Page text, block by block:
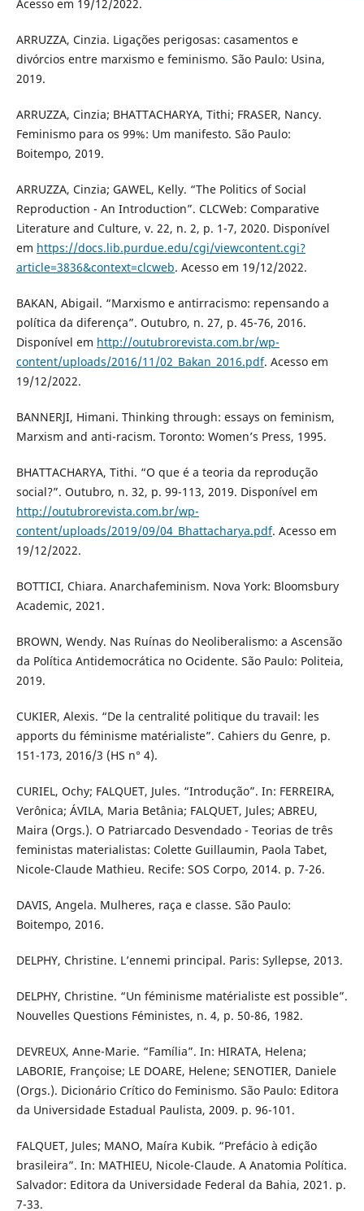
Acesso em 19/12/2022.
ARRUZZA, Cinzia. Ligações perigosas: casamentos e
divórcios entre marxismo e feminismo. São Paulo: Usina,
2019.
ARRUZZA, Cinzia; BHATTACHARYA, Tithi; FRASER, Nancy.
Feminismo para os 99%: Um manifesto. São Paulo:
Boitempo, 2019.
ARRUZZA, Cinzia; GAWEL, Kelly. “The Politics of Social
Reproduction - An Introduction”. CLCWeb: Comparative
Literature and Culture, v. 22, n. 2, p. 1-7, 2020. Disponível
em https://docs.lib.purdue.edu/cgi/viewcontent.cgi?
article=3836&context=clcweb. Acesso em 19/12/2022.
BAKAN, Abigail. “Marxismo e antirracismo: repensando a
política da diferença”. Outubro, n. 27, p. 45-76, 2016.
Disponível em http://outubrorevista.com.br/wp-
content/uploads/2016/11/02_Bakan_2016.pdf. Acesso em
19/12/2022.
BANNERJI, Himani. Thinking through: essays on feminism,
Marxism and anti-racism. Toronto: Women’s Press, 1995.
BHATTACHARYA, Tithi. “O que é a teoria da reprodução
social?”. Outubro, n. 32, p. 99-113, 2019. Disponível em
http://outubrorevista.com.br/wp-
content/uploads/2019/09/04_Bhattacharya.pdf. Acesso em
19/12/2022.
BOTTICI, Chiara. Anarchafeminism. Nova York: Bloomsbury
Academic, 2021.
BROWN, Wendy. Nas Ruínas do Neoliberalismo: a Ascensão
da Política Antidemocrática no Ocidente. São Paulo: Politeia,
2019.
CUKIER, Alexis. “De la centralité politique du travail: les
apports du féminisme matérialiste”. Cahiers du Genre, p.
151-173, 2016/3 (HS n° 4).
CURIEL, Ochy; FALQUET, Jules. “Introdução”. In: FERREIRA,
Verônica; ÁVILA, Maria Betânia; FALQUET, Jules; ABREU,
Maira (Orgs.). O Patriarcado Desvendado - Teorias de três
feministas materialistas: Colette Guillaumin, Paola Tabet,
Nicole-Claude Mathieu. Recife: SOS Corpo, 2014. p. 7-26.
DAVIS, Angela. Mulheres, raça e classe. São Paulo:
Boitempo, 2016.
DELPHY, Christine. L’ennemi principal. Paris: Syllepse, 2013.
DELPHY, Christine. “Un féminisme matérialiste est possible”.
Nouvelles Questions Féministes, n. 4, p. 50-86, 1982.
DEVREUX, Anne-Marie. “Família”. In: HIRATA, Helena;
LABORIE, Françoise; LE DOARE, Helene; SENOTIER, Daniele
(Orgs.). Dicionário Crítico do Feminismo. São Paulo: Editora
da Universidade Estadual Paulista, 2009. p. 96-101.
FALQUET, Jules; MANO, Maíra Kubik. “Prefácio à edição
brasileira”. In: MATHIEU, Nicole-Claude. A Anatomia Política.
Salvador: Editora da Universidade Federal da Bahia, 2021. p.
7-33.